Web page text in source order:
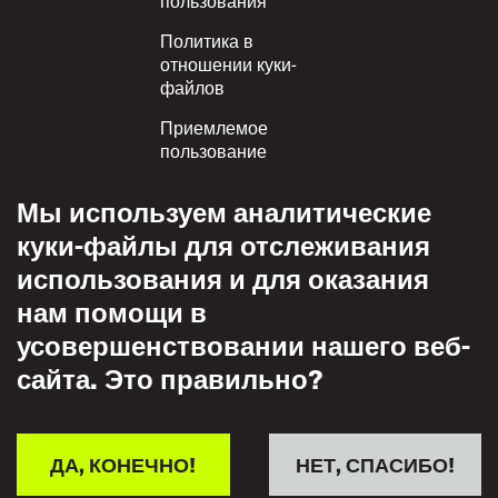
Политика в
отношении куки-
файлов
Приемлемое
пользование
конфиденциальности
Политика взаимного
уважения
Мы используем аналитические
куки-файлы для отслеживания
использования и для оказания
нам помощи в
усовершенствовании нашего веб-
сайта. Это правильно?
НЕТ, СПАСИБО!
ДА, КОНЕЧНО!